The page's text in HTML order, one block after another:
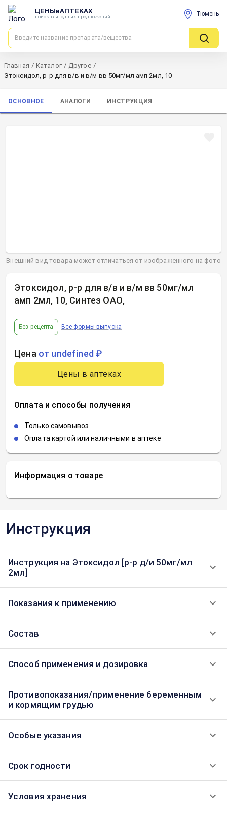
ЦЕНЫвАПТЕКАХ
поиск выгодных предложений Тюмень
Главная / Каталог / Другое /
Этоксидол, р-р для в/в и в/м вв 50мг/мл амп 2мл, 10
ОСНОВНОЕ АНАЛОГИ ИНСТРУКЦИЯ
Информация о товаре
Этоксидол, р-р для в/в и в/м вв 50мг/мл
амп 2мл, 10, Синтез ОАО,
Без рецепта Все формы выпуска
Цена от undefined ₽
Цены в аптеках
Оплата и способы получения
Только самовывоз
Оплата картой или наличными в аптеке
Внешний вид товара может отличаться от изображенного на фото
Инструкция
Инструкция на Этоксидол [р-р д/и 50мг/мл
2мл]
Показания к применению
Состав
Способ применения и дозировка
Противопоказания/применение беременным
и кормящим грудью
Особые указания
Срок годности
Условия хранения